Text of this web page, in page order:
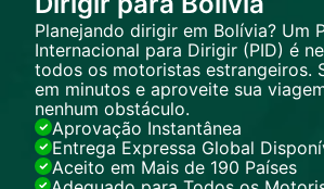
Planejando dirigir em Bolívia? Um
Internacional para Dirigir (PID) é
todos os motoristas estrangeiros.
em minutos e aproveite sua
nenhum obstáculo.
Aprovação Instantânea
Entrega Expressa Global
Aceito em Mais de 190 Países